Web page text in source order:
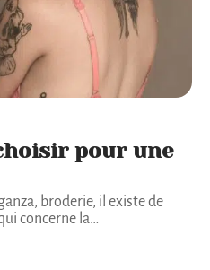
pour une
broderie, il existe de
concerne la…